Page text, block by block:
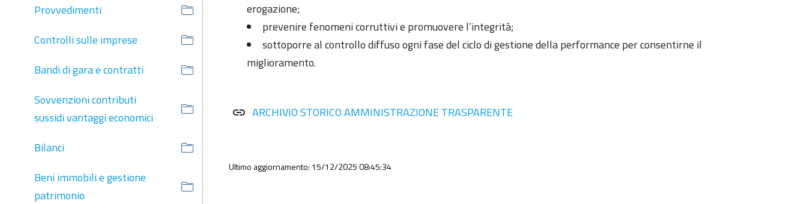
Provvedimenti
Controlli sulle imprese
Bandi di gara e contratti
Sovvenzioni contributi
sussidi vantaggi economici
Bilanci
Beni immobili e gestione
patrimonio
erogazione;
prevenire fenomeni corruttivi e promuovere l’integrità;
sottoporre al controllo diffuso ogni fase del ciclo di gestione della performance per consentirne il
miglioramento.
link ARCHIVIO STORICO AMMINISTRAZIONE TRASPARENTE
Ultimo aggiornamento: 15/12/2025 08:45:34